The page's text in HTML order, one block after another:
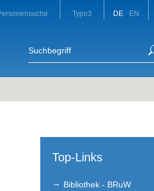
Typo3 DE EN
Top-Links
Bibliothek - BRuW